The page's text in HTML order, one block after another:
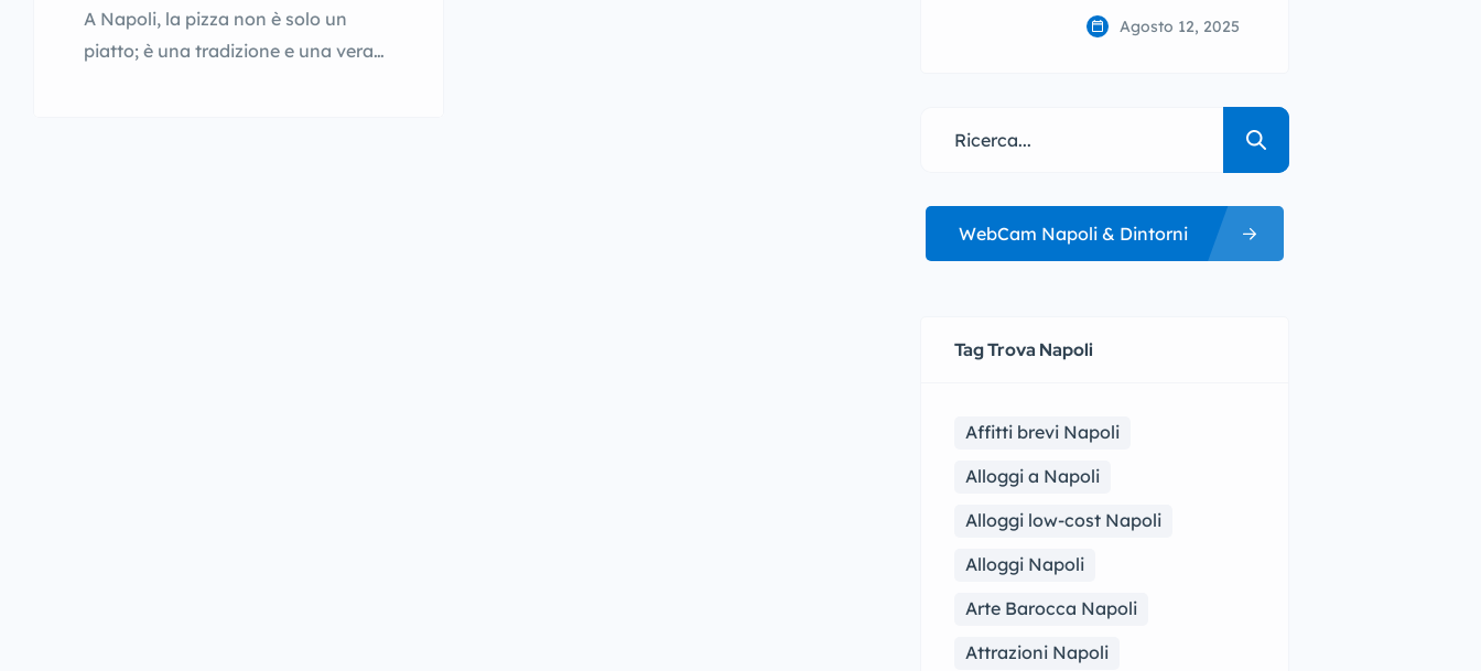
A Napoli, la pizza non è solo un
piatto; è una tradizione e una vera
Agosto 12, 2025
WebCam Napoli & Dintorni
Tag Trova Napoli
Affitti brevi Napoli
Alloggi a Napoli
Alloggi low-cost Napoli
Alloggi Napoli
Arte Barocca Napoli
Attrazioni Napoli